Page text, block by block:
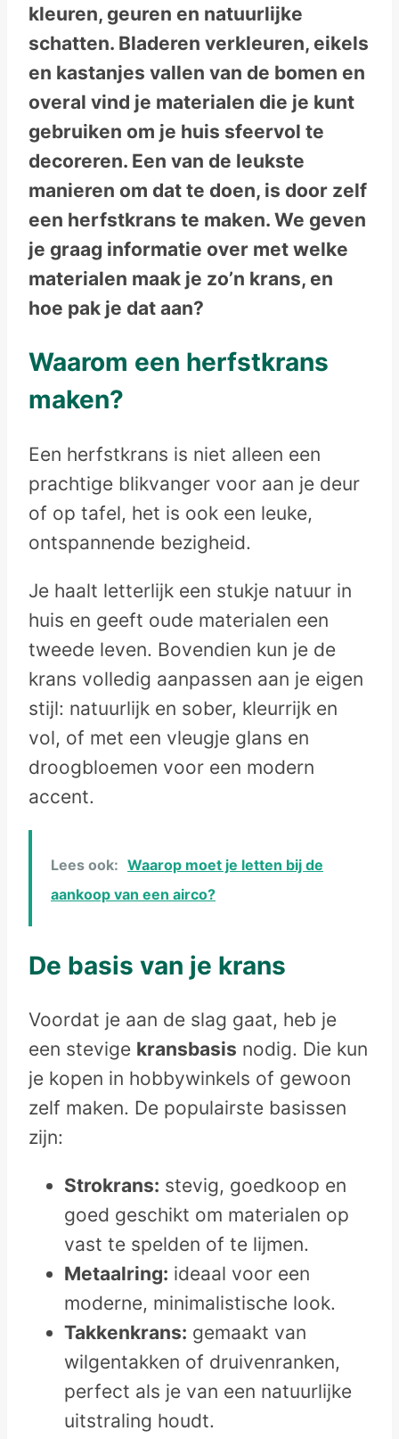
kleuren, geuren en natuurlijke
schatten. Bladeren verkleuren, eikels
en kastanjes vallen van de bomen en
overal vind je materialen die je kunt
gebruiken om je huis sfeervol te
decoreren. Een van de leukste
manieren om dat te doen, is door zelf
een herfstkrans te maken. We geven
je graag informatie over met welke
materialen maak je zo’n krans, en
hoe pak je dat aan?
Waarom een herfstkrans
maken?
Een herfstkrans is niet alleen een
prachtige blikvanger voor aan je deur
of op tafel, het is ook een leuke,
ontspannende bezigheid.
Je haalt letterlijk een stukje natuur in
huis en geeft oude materialen een
tweede leven. Bovendien kun je de
krans volledig aanpassen aan je eigen
stijl: natuurlijk en sober, kleurrijk en
vol, of met een vleugje glans en
droogbloemen voor een modern
accent.
Lees ook: Waarop moet je letten bij de
aankoop van een airco?
De basis van je krans
Voordat je aan de slag gaat, heb je
een stevige kransbasis nodig. Die kun
je kopen in hobbywinkels of gewoon
zelf maken. De populairste basissen
zijn:
Strokrans: stevig, goedkoop en
goed geschikt om materialen op
vast te spelden of te lijmen.
Metaalring: ideaal voor een
moderne, minimalistische look.
Takkenkrans: gemaakt van
wilgentakken of druivenranken,
perfect als je van een natuurlijke
uitstraling houdt.